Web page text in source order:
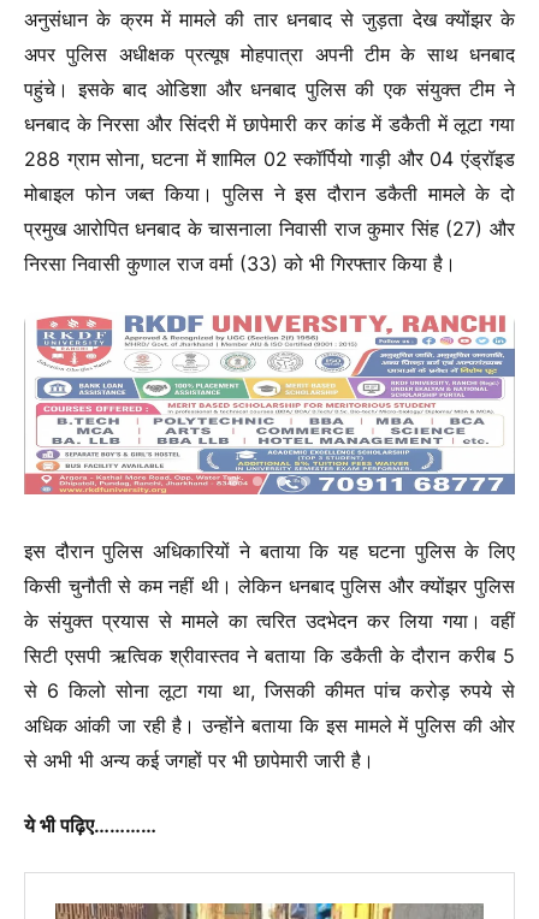
अनुसंधान के क्रम में मामले की तार धनबाद से जुड़ता देख क्योंझर के
अपर पुलिस अधीक्षक प्रत्यूष मोहपात्रा अपनी टीम के साथ धनबाद
पहुंचे। इसके बाद ओडिशा और धनबाद पुलिस की एक संयुक्त टीम ने
धनबाद के निरसा और सिंदरी में छापेमारी कर कांड में डकैती में लूटा गया
288 ग्राम सोना, घटना में शामिल 02 स्कॉर्पियो गाड़ी और 04 एंड्रॉइड
मोबाइल फोन जब्त किया। पुलिस ने इस दौरान डकैती मामले के दो
प्रमुख आरोपित धनबाद के चासनाला निवासी राज कुमार सिंह (27) और
निरसा निवासी कुणाल राज वर्मा (33) को भी गिरफ्तार किया है।
इस दौरान पुलिस अधिकारियों ने बताया कि यह घटना पुलिस के लिए
किसी चुनौती से कम नहीं थी। लेकिन धनबाद पुलिस और क्योंझर पुलिस
के संयुक्त प्रयास से मामले का त्वरित उदभेदन कर लिया गया। वहीं
सिटी एसपी ऋत्विक श्रीवास्तव ने बताया कि डकैती के दौरान करीब 5
से 6 किलो सोना लूटा गया था, जिसकी कीमत पांच करोड़ रुपये से
अधिक आंकी जा रही है। उन्होंने बताया कि इस मामले में पुलिस की ओर
से अभी भी अन्य कई जगहों पर भी छापेमारी जारी है।
ये भी पढ़िए…………